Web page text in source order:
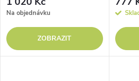
o
d
u
o
d
Na objednávku
ZOBRAZIT